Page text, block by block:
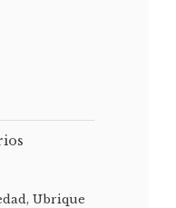
, Ubrique